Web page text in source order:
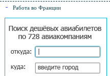
Работа во Франции